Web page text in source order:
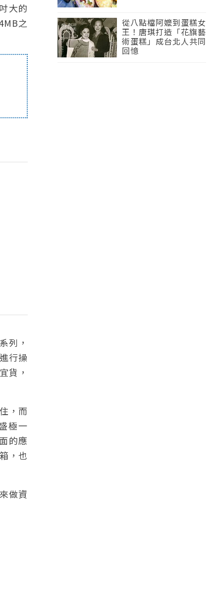
大的
之
列，
行操
貨，
，而
極一
的應
，也
做資
從八點檔阿嬤到蛋糕女
王！唐琪打造「花旗藝
術蛋糕」成台北人共同
回憶